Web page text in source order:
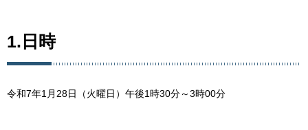
1.日時
令和7年1月28日（火曜日）午後1時30分～3時00分